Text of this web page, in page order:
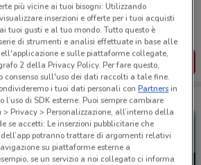
le migliori offerte dei negozi vicino a te,
la tua lista del risparmio, comodamente
SCARICA L’APP
più vicine ai tuoi bisogni: Utilizzando
inserzioni e offerte per i tuoi acquisti
tuoi gusti e al tuo mondo. Tutto questo è
di strumenti e analisi effettuate in base alle
e sulle piattaforme collegate,
2 della Privacy Policy. Per fare questo,
consenso sull'uso dei dati raccolti a tale fine.
i tuoi dati personali conPartnersin
di SDK esterne. Puoi sempre cambiare
Privacy > Personalizzazione, all’interno della
se accetti: Le inserzioni pubblicitarie che
potranno trattare di argomenti relativi
su piattaforme esterne a
se un servizio a noi collegato ci informa